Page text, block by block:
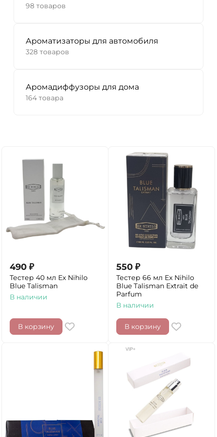
98 товаров
Ароматизаторы для автомобиля
328 товаров
Аромадиффузоры для дома
164 товара
490 ₽
Тестер 40 мл Ex Nihilo
Blue Talisman
В наличии
В корзину
550 ₽
Тестер 66 мл Ex Nihilo
Blue Talisman Extrait de
Parfum
В наличии
В корзину